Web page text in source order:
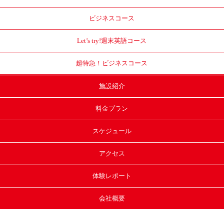
ビジネスコース
Let’s try!週末英語コース
超特急！ ビジネスコース
施設紹介
料金プラン
スケジュール
アクセス
体験レポート
会社概要